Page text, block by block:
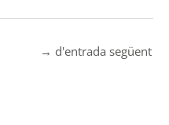
→ d'entrada següent